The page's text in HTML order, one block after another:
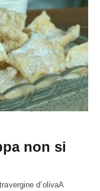
non si
d’olivaA